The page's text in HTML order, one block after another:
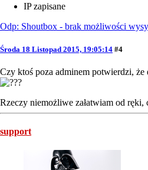
IP zapisane
Odp: Shoutbox - brak możliwości
Środa 18 Listopad 2015, 19:05:14 #4
Czy ktoś poza adminem potwierdzi, że
Rzeczy niemożliwe załatwiam od ręki,
support